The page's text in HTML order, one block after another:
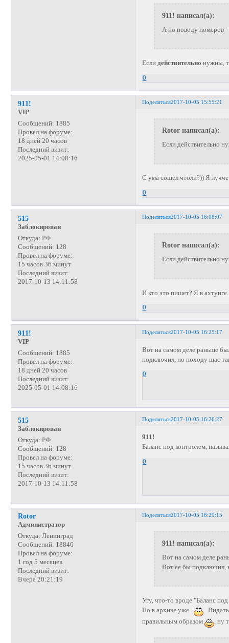
911! написал(а):
А по поводу номеров -
Еслидействительно нужны,
0
Поделиться2017-10-05 15:55:21
911!
VIP
Сообщений: 1885
Провел на форуме:
18 дней 20 часов
Последний визит:
2025-05-01 14:08:16
Rotor написал(а):
Если действительно
С ума сошел чтоли?)) Я
0
Поделиться2017-10-05 16:08:07
515
Заблокирован
Откуда: РФ
Сообщений: 128
Провел на форуме:
15 часов 36 минут
Последний визит:
2017-10-13 14:11:58
Rotor написал(а):
Если действительно
И кто это пишет? Я в ахтунге.
0
Поделиться2017-10-05 16:25:17
911!
VIP
Сообщений: 1885
Провел на форуме:
18 дней 20 часов
Последний визит:
2025-05-01 14:08:16
Вот на самом деле раньше
подключил, но походу щас
0
Поделиться2017-10-05 16:26:27
515
Заблокирован
Откуда: РФ
Сообщений: 128
Провел на форуме:
15 часов 36 минут
Последний визит:
2017-10-13 14:11:58
911!
Баланс под контролем,
0
Поделиться2017-10-05 16:29:15
Rotor
Администратор
Откуда: Ленинград
Сообщений: 18846
Провел на форуме:
1 год 5 месяцев
Последний визит:
Вчера 20:21:19
911! написал(а):
Вот на самом деле
Вот ее бы подключил,
Угу, что-то вроде "Баланс
Но в архиве уже
правильным образом
, ну